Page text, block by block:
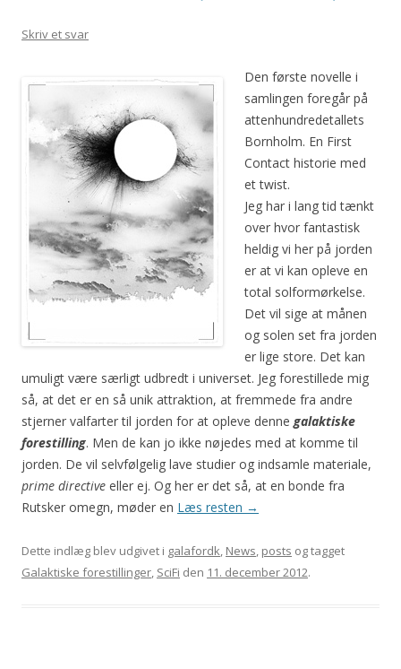
Skriv et svar
Den første novelle i
samlingen foregår på
attenhundredetallets
Bornholm. En First
Contact historie med
et twist.
Jeg har i lang tid tænkt
over hvor fantastisk
heldig vi her på jorden
er at vi kan opleve en
total solformørkelse.
Det vil sige at månen
og solen set fra jorden
er lige store. Det kan
umuligt være særligt udbredt i universet. Jeg forestillede mig
så, at det er en så unik attraktion, at fremmede fra andre
stjerner valfarter til jorden for at opleve dennegalaktiske
forestilling. Men de kan jo ikke nøjedes med at komme til
jorden. De vil selvfølgelig lave studier og indsamle materiale,
prime directive eller ej. Og her er det så, at en bonde fra
Rutsker omegn, møder en Læs resten →
Dette indlæg blev udgivet i galafordk, News, posts og tagget
Galaktiske forestillinger, SciFi den 11. december 2012.